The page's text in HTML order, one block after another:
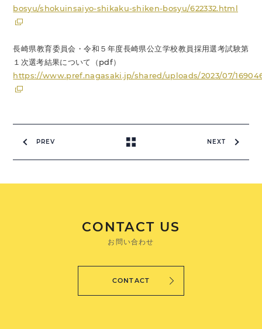
bosyu/shokuinsaiyo-shikaku-shiken-bosyu/622332.html
長崎県教育委員会・令和５年度長崎県公立学校教員採用選考試験第
１次選考結果について（pdf）
https://www.pref.nagasaki.jp/shared/uploads/2023/07/
PREV NEXT
CONTACT US
お問い合わせ
CONTACT